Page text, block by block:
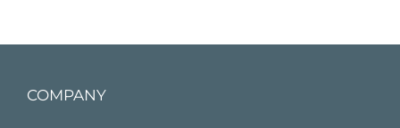
COMPANY